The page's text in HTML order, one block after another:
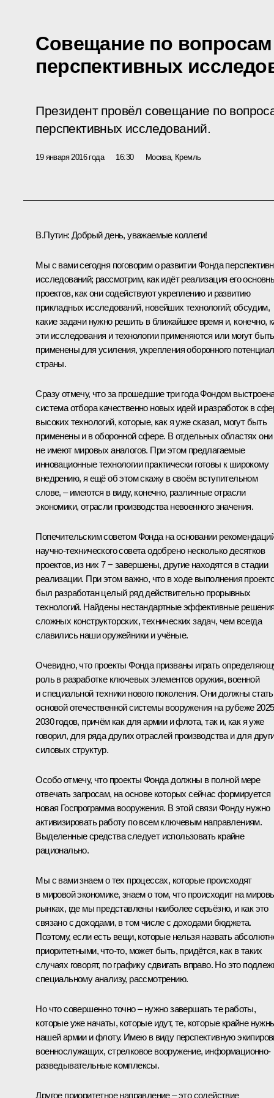
Совещание по
перспективных
Президент провёл совещание по
перспективных исследований.
19 января 2016 года 16:30 Москва, Кремль
В.Путин: Добрый день, уважаемые коллеги!
Мы с вами сегодня поговорим о развитии Фонда
исследований; рассмотрим, как идёт реализация его
проектов, как они содействуют укреплению и развитию
прикладных исследований, новейших технологий; обсудим,
какие задачи нужно решить в ближайшее время и, конечно,
эти исследования и технологии применяются или могут быть
применены для усиления, укрепления оборонного
страны.
Сразу отмечу, что за прошедшие три года Фондом
система отбора качественно новых идей и разработок в
высоких технологий, которые, как я уже сказал, могут быть
применены и в оборонной сфере. В отдельных областях они
не имеют мировых аналогов. При этом предлагаемые
инновационные технологии практически готовы к широкому
внедрению, я ещё об этом скажу в своём вступительном
слове, – имеются в виду, конечно, различные отрасли
экономики, отрасли производства невоенного значения.
Попечительским советом Фонда на основании
научно-технического совета одобрено несколько десятков
проектов, из них 7 − завершены, другие находятся в стадии
реализации. При этом важно, что в ходе выполнения
был разработан целый ряд действительно прорывных
технологий. Найдены нестандартные эффективные
сложных конструкторских, технических задач, чем всегда
славились наши оружейники и учёные.
Очевидно, что проекты Фонда призваны играть
роль в разработке ключевых элементов оружия, военной
и специальной техники нового поколения. Они должны стать
основой отечественной системы вооружения на рубеже
2030 годов, причём как для армии и флота, так и, как я уже
говорил, для ряда других отраслей производства и для
силовых структур.
Особо отмечу, что проекты Фонда должны в полной мере
отвечать запросам, на основе которых сейчас формируется
новая Госпрограмма вооружения. В этой связи Фонду нужно
активизировать работу по всем ключевым направлениям.
Выделенные средства следует использовать крайне
рационально.
Мы с вами знаем о тех процессах, которые происходят
в мировой экономике, знаем о том, что происходит на
рынках, где мы представлены наиболее серьёзно, и как это
связано с доходами, в том числе с доходами бюджета.
Поэтому, если есть вещи, которые нельзя назвать
приоритетными, что‑то, может быть, придётся, как в таких
случаях говорят, по графику сдвигать вправо. Но это
специальному анализу, рассмотрению.
Но что совершенно точно – нужно завершать те работы,
которые уже начаты, которые идут, те, которые крайне
нашей армии и флоту. Имею в виду перспективную
военнослужащих, стрелковое вооружение, информационно-
разведывательные комплексы.
Другое приоритетное направление – это содействие